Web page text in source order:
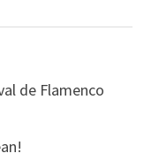
de Flamenco